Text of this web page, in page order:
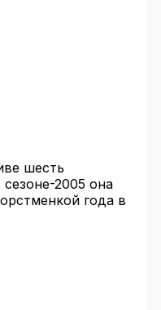
шесть
2005 она
года в